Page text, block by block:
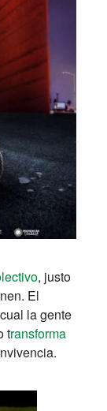
, justo
El
la gente
transforma